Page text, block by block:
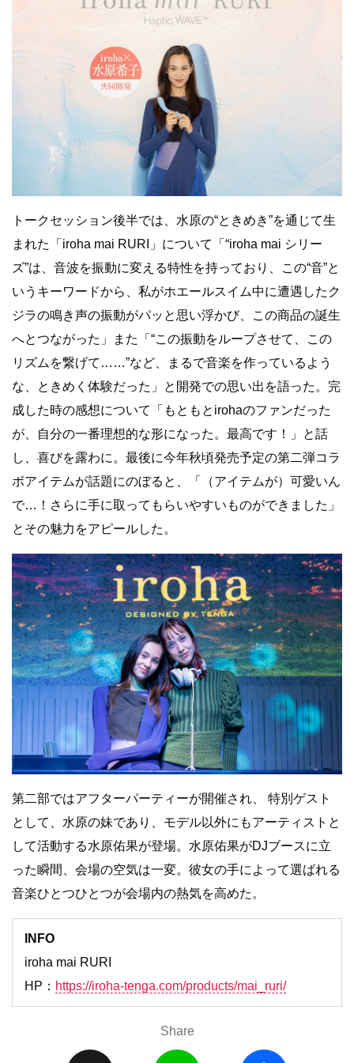
トークセッション後半では、⽔原の“ときめき”を通じて⽣
まれた「iroha mai RURI」について「“iroha mai シリー
ズ”は、⾳波を振動に変える特性を持っており、この“⾳”と
いうキーワードから、私がホエールスイム中に遭遇したク
ジラの鳴き声の振動がパッと思い浮かび、この商品の誕⽣
へとつながった」また「“この振動をループさせて、この
リズムを繋げて……”など、まるで⾳楽を作っているよう
な、ときめく体験だった」と開発での思い出を語った。完
成した時の感想について「もともとirohaのファンだった
が、⾃分の⼀番理想的な形になった。最⾼です！」と話
し、喜びを露わに。最後に今年秋頃発売予定の第⼆弾コラ
ボアイテムが話題にのぼると、「（アイテムが）可愛いん
で…！さらに⼿に取ってもらいやすいものができました」
とその魅⼒をアピールした。
第⼆部ではアフターパーティーが開催され、 特別ゲスト
として、⽔原の妹であり、モデル以外にもアーティストと
して活動する⽔原佑果が登場。⽔原佑果がDJブースに⽴
った瞬間、会場の空気は⼀変。彼⼥の⼿によって選ばれる
⾳楽ひとつひとつが会場内の熱気を⾼めた。
INFO
iroha mai RURI
HP： https://iroha-tenga.com/products/mai_ruri/
Share